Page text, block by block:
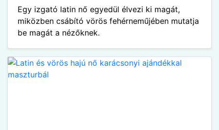
Egy izgató latin nő egyedül élvezi ki magát,
miközben csábító vörös fehérneműjében mutatja
be magát a nézőknek.